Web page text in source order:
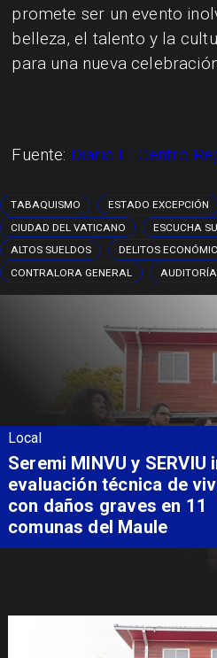
promete ser un evento
belleza, el talento y la
para una nueva
Fuente: Diario El Centro
TABAQUISMO ESTADO EXCEPCIÓN
CIUDAD DEL VATICANO
ESCUCHA
ALTOS SUELDOS
DELITOS
CONTRALORA GENERAL
Local
Seremi MINVU y SERVIU
evaluación técnica de
con daños graves en 11
comunas del Maule